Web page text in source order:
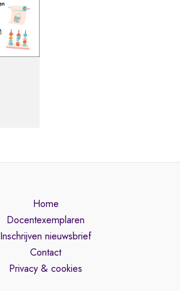
Home
Docentexemplaren
Inschrijven nieuwsbrief
Contact
Privacy & cookies